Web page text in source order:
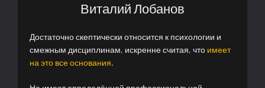
Виталий Лобанов
Достаточно скептически относится к психологии и
смежным дисциплинам, искренне считая, что имеет
на это все основания.